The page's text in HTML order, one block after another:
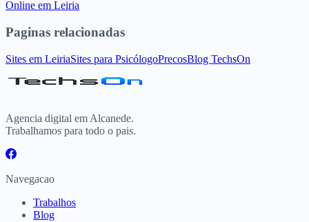
Online em Leiria
Paginas relacionadas
Sites em LeiriaSites para PsicólogoPrecosBlog TechsOn
Agencia digital em Alcanede.
Trabalhamos para todo o pais.
Navegacao
Trabalhos
Blog